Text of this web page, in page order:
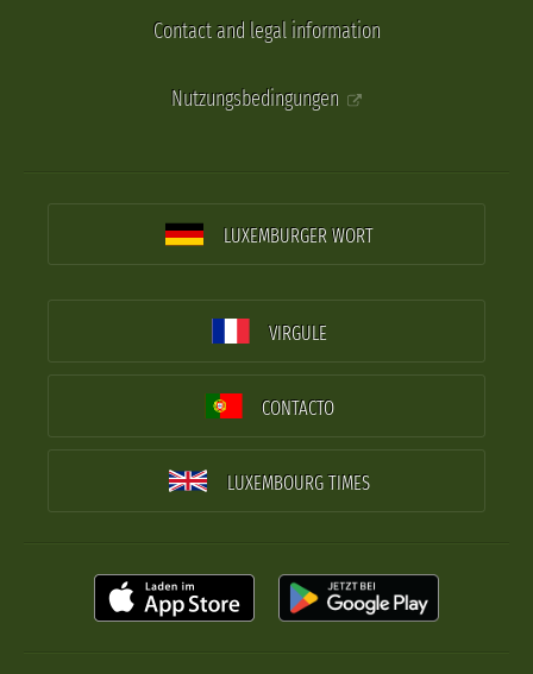
Contact and legal information
Nutzungsbedingungen
LUXEMBURGER WORT
VIRGULE
CONTACTO
LUXEMBOURG TIMES